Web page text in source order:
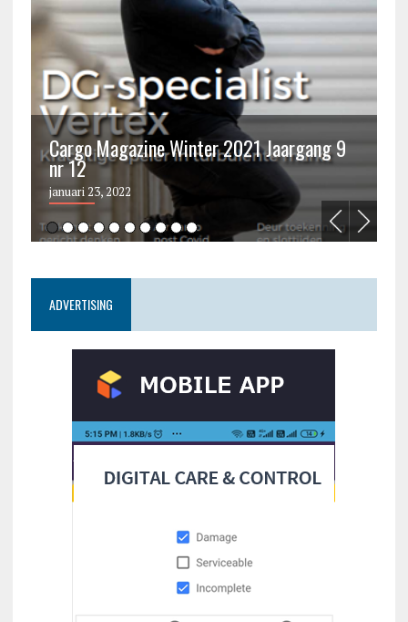
Cargo Magazine Winter 2021 Jaargang 9
nr 12
januari 23, 2022
ADVERTISING